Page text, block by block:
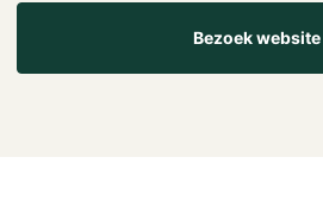
Bezoek website